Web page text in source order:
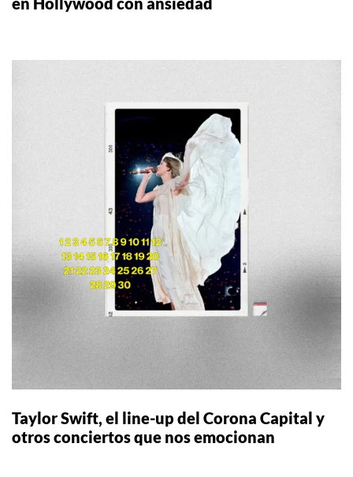
Taylor Swift, el line-up del Corona Capital y
otros conciertos que nos emocionan